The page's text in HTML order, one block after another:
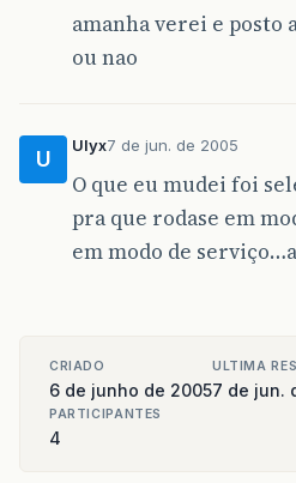
amanha verei e
ou nao
U
Ulyx7 de jun. de 2005
O que eu mudei foi
pra que rodase em
em modo de
CRIADO
6 de junho de 2005
ULTIMA
7 de jun.
PARTICIPANTES
4